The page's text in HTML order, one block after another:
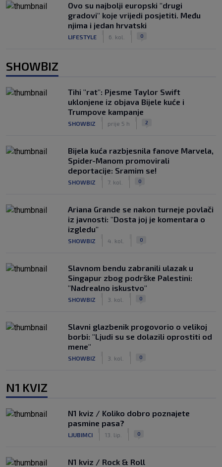
Ovo su najbolji europski "drugi
gradovi" koje vrijedi posjetiti. Među
njima i jedan hrvatski
LIFESTYLE 6. kol. 0
SHOWBIZ
Tihi "rat": Pjesme Taylor Swift
uklonjene iz objava Bijele kuće i
Trumpove kampanje
SHOWBIZ prije 5 h 2
Bijela kuća razbjesnila fanove Marvela,
Spider-Manom promovirali
deportacije: Sramim se!
SHOWBIZ 7. kol. 0
Ariana Grande se nakon turneje povlači
iz javnosti: "Dosta joj je komentara o
izgledu"
SHOWBIZ 4. kol. 0
Slavnom bendu zabranili ulazak u
Singapur zbog podrške Palestini:
"Nadrealno iskustvo"
SHOWBIZ 3. kol. 0
Slavni glazbenik progovorio o velikoj
borbi: "Ljudi su se dolazili oprostiti od
mene"
SHOWBIZ 3. kol. 0
N1 KVIZ
N1 kviz / Koliko dobro poznajete
pasmine pasa?
LJUBIMCI 13. lip. 0
N1 kviz / Rock & Roll